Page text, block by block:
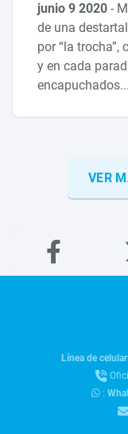
junio 9 2020-
de una
por “la
y en cada
encapuchados...
VER
Línea de
: